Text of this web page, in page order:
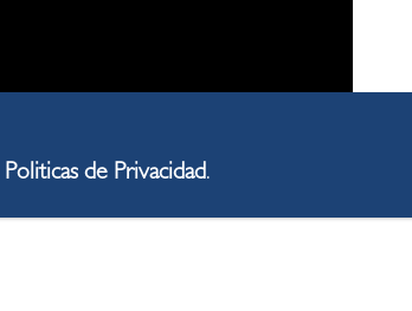
Politicas de Privacidad.